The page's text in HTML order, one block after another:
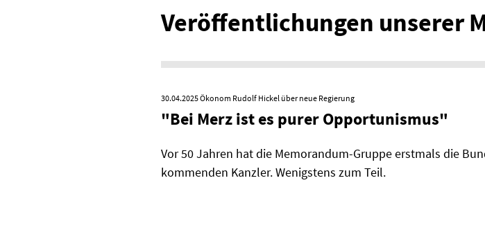
Veröffentlichungen unserer
30.04.2025Ökonom Rudolf Hickel über neue Regierung
"Bei Merz ist es purer Opportunismus"
Vor 50 Jahren hat die Memorandum-Gruppe erstmals die
kommenden Kanzler. Wenigstens zum Teil.